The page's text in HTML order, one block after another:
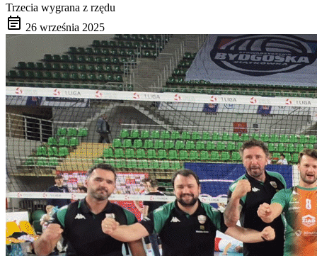
Trzecia wygrana z rzędu
event_note 26 września 2025